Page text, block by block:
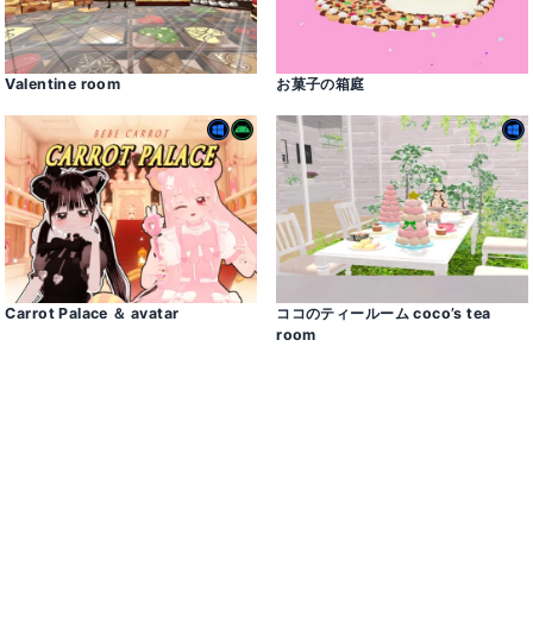
Valentine room お菓子の箱庭
Carrot Palace ＆ avatar
ココのティールーム coco’s tea
room